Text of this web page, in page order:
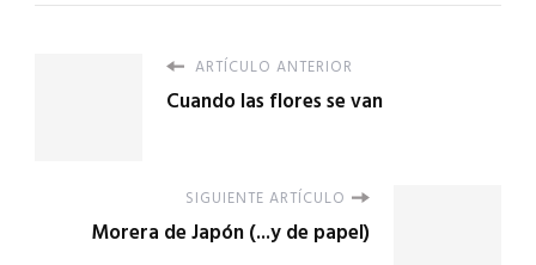
ARTÍCULO ANTERIOR
Cuando las flores se van
SIGUIENTE ARTÍCULO
Morera de Japón (...y de papel)